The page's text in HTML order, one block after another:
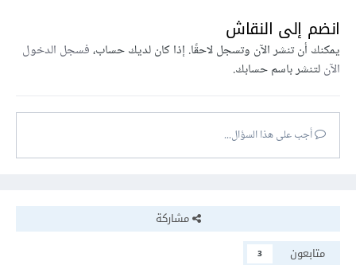
انضم إلى النقاش
يمكنك أن تنشر الآن وتسجل لاحقًا. إذا كان لديك حساب،فسجل الدخول
الآنلتنشر باسم حسابك.
أجب على هذا السؤال...
مشاركة
متابعون
3